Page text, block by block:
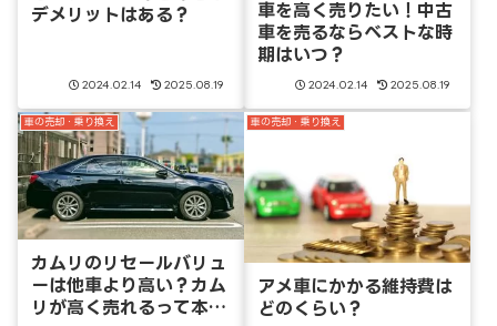
デメリットはある？
2024.02.14 2025.08.19
車を高く売りたい！中古
車を売るならベストな時
期はいつ？
2024.02.14 2025.08.19
車の売却・乗り換え
カムリのリセールバリュ
ーは他車より高い？カム
リが高く売れるって本
車の売却・乗り換え
アメ車にかかる維持費は
どのくらい？